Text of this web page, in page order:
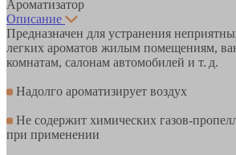
Ароматизатор
Описание
Предназначен для устранения
легких ароматов жилым помещениям,
комнатам, салонам автомобилей и т. д.
Надолго ароматизирует воздух
Не содержит химических газов-
при применении